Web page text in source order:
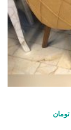
تومان